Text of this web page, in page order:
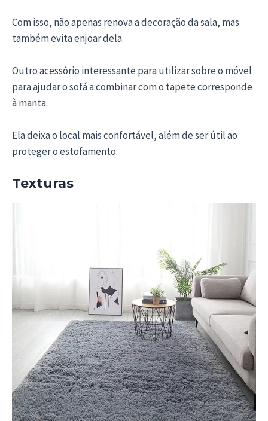
Com isso, não apenas renova a decoração da sala, mas
também evita enjoar dela.
Outro acessório interessante para utilizar sobre o móvel
para ajudar o sofá a combinar com o tapete corresponde
à manta.
Ela deixa o local mais confortável, além de ser útil ao
proteger o estofamento.
Texturas